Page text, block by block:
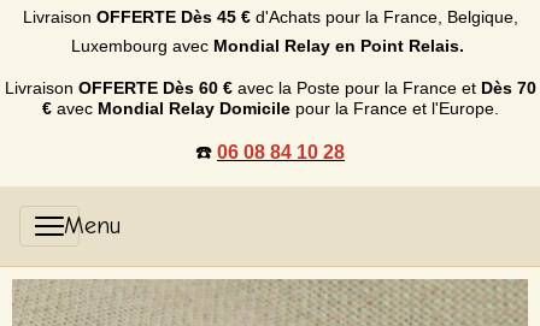
Livraison OFFERTE Dès 45 €d'Achats pour la France, Belgique,
Luxembourg avec Mondial Relay en Point Relais.
Livraison OFFERTE Dès 60 €avec la Poste pour la France et Dès 70
€avec Mondial Relay Domicilepour la France et l'Europe.
☎️ 06 08 84 10 28